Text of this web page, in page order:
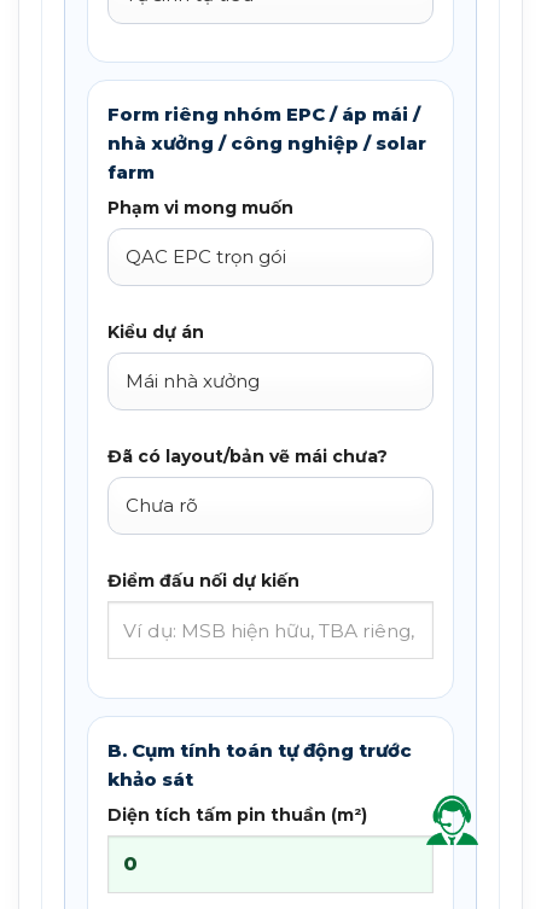
Form riêng nhóm EPC / áp mái /
nhà xưởng / công nghiệp / solar
farm
Phạm vi mong muốn
Kiểu dự án
Đã có layout/bản vẽ mái chưa?
Điểm đấu nối dự kiến
B. Cụm tính toán tự động trước
khảo sát
Diện tích tấm pin thuần (m²)